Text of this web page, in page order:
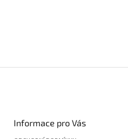
Informace pro Vás